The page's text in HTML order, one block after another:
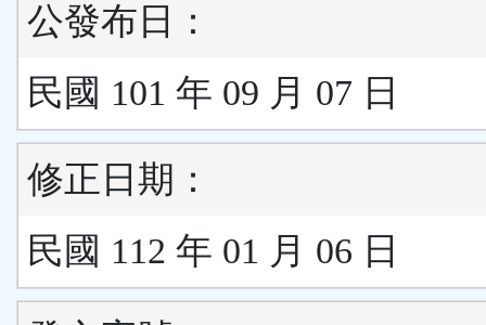
公發布日：
民國 101 年 09 月 07 日
修正日期：
民國 112 年 01 月 06 日